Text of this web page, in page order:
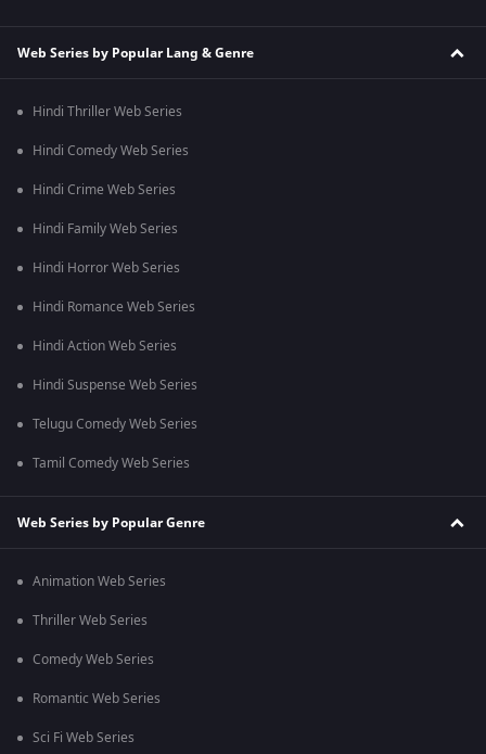
Web Series by Popular Lang & Genre
Hindi Thriller Web Series
Hindi Comedy Web Series
Hindi Crime Web Series
Hindi Family Web Series
Hindi Horror Web Series
Hindi Romance Web Series
Hindi Action Web Series
Hindi Suspense Web Series
Telugu Comedy Web Series
Tamil Comedy Web Series
Web Series by Popular Genre
Animation Web Series
Thriller Web Series
Comedy Web Series
Romantic Web Series
Sci Fi Web Series